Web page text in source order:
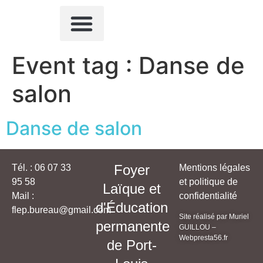
Event tag : Danse de
salon
Danse de salon
Tél. : 06 07 33
95 58
Mail :
flep.bureau@gmail.com
Foyer
Laïque et
d'Éducation
permanente
de Port-
Mentions légales
et politique de
confidentialité
Site réalisé par Muriel
GUILLOU –
Webpresta56.fr